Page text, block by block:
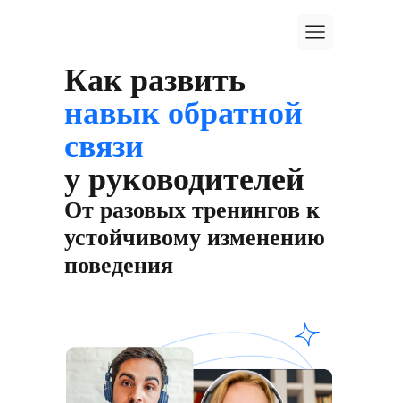
Как развить
навык обратной
связи
у руководителей
От разовых тренингов к
устойчивому изменению
поведения